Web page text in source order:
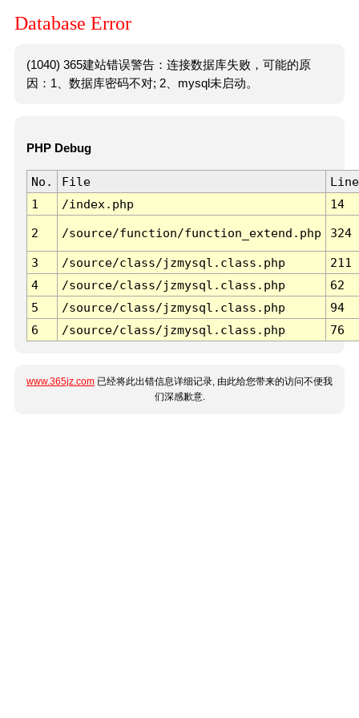
Database Error
(1040) 365建站错误警告：连接数据库失败，可能的原
因：1、数据库密码不对; 2、mysql未启动。
PHP Debug
No. File
Line
1
/index.php 14
2 /source/function/function_extend.php 324
3 /source/class/jzmysql.class.php
211
4
/source/class/jzmysql.class.php
62
5
/source/class/jzmysql.class.php
94
6
/source/class/jzmysql.class.php 76
www.365jz.com 已经将此出错信息详细记录, 由此给您带来的访问不便我
们深感歉意.